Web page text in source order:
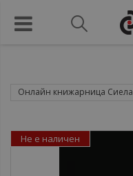
Онлайн книжарница Сиела
Не е наличен